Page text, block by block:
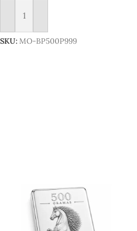
Adicionar ao carrinho
SKU:MO-BP500P999